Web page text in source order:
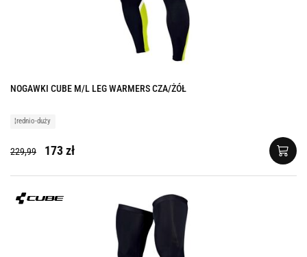
NOGAWKI CUBE M/L LEG WARMERS CZA/ŻÓŁ
¦rednio-duży
229,99 173 zł